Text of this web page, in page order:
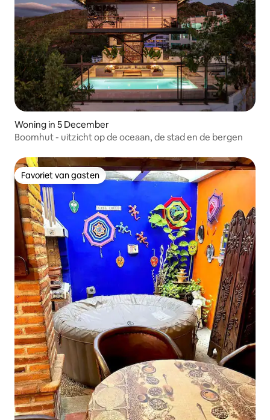
Woning in 5 December
Boomhut - uitzicht op de oceaan, de stad en de bergen
Favoriet van gasten
Favoriet van gasten